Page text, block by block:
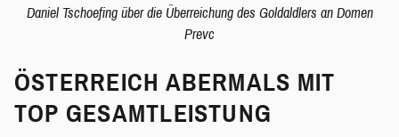
Daniel Tschoefing über die Überreichung des Goldaldlers an Domen
Prevc
ÖSTERREICH ABERMALS MIT
TOP GESAMTLEISTUNG